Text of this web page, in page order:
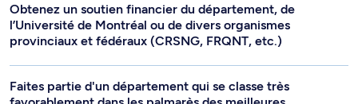
Obtenez un soutien financier du département, de
l’Université de Montréal ou de divers organismes
provinciaux et fédéraux (CRSNG, FRQNT, etc.)
Faites partie d'un département qui se classe très